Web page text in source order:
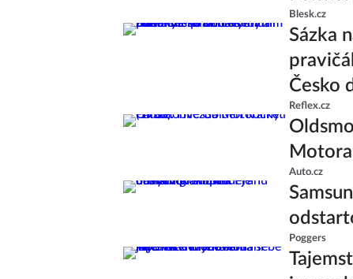
Blesk.cz
Sázka
Česko
Reflex.cz
Auto.cz
Poggers